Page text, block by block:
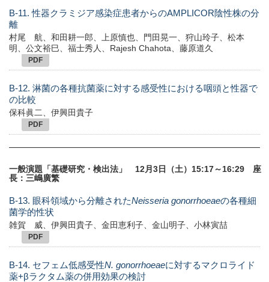
B-11. 性器クラミジア感染症患者からのAMPLICOR陰性株の分
離
村尾 航、和田耕一郎、上原慎也、門田晃一、狩山玲子、松本
明、公文裕巳、福士秀人、Rajesh Chahota、藤原道久
PDF
B-12. 淋菌の各種抗菌薬に対する感受性における咽頭と性器で
の比較
保科眞二、伊興田貴子
PDF
一般演題「基礎研究・検出法」 12月3日（土）15:17～16:29 座
長：三嶋廣繁
B-13. 眼科領域から分離されたNeisseria gonorrhoeaeの各種細
菌学的性状
雑賀 威、伊興田貴子、金田恵利子、金山明子、小林寅喆
PDF
B-14. セフェム低感受性N. gonorrhoeaeに対するマクロライド
薬+βラクタム薬の併用効果の検討